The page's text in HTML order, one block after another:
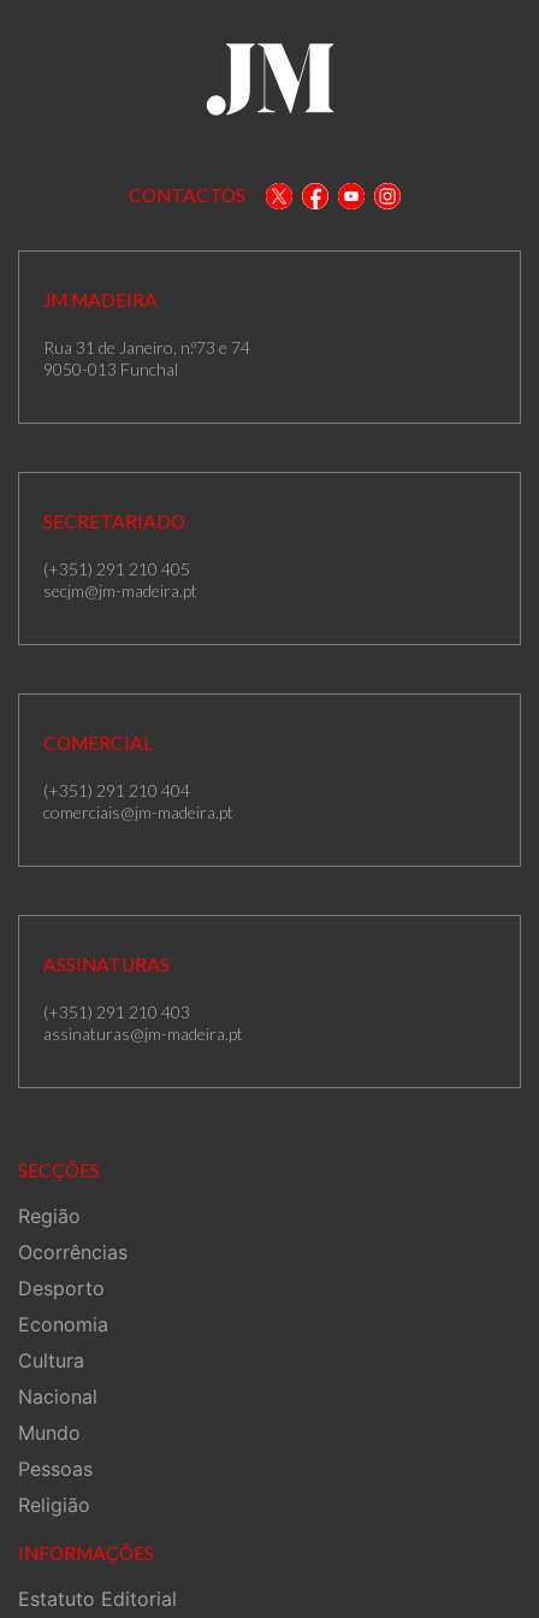
CONTACTOS
JM MADEIRA
Rua 31 de Janeiro, n.º73 e 74
9050-013 Funchal
SECRETARIADO
(+351) 291 210 405
secjm@jm-madeira.pt
COMERCIAL
(+351) 291 210 404
comerciais@jm-madeira.pt
ASSINATURAS
(+351) 291 210 403
assinaturas@jm-madeira.pt
SECÇÕES
Região
Ocorrências
Desporto
Economia
Cultura
Nacional
Mundo
Pessoas
Religião
INFORMAÇÕES
Estatuto Editorial